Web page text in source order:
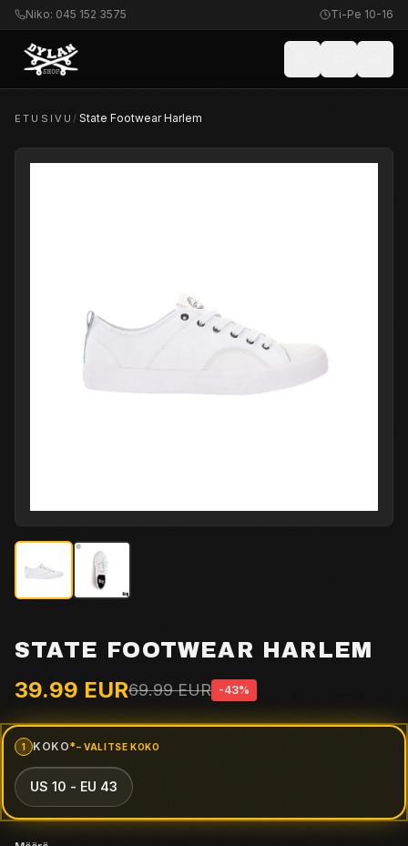
Niko: 045 152 3575 Ti-Pe 10-16
ETUSIVU/ State Footwear Harlem
STATE FOOTWEAR HARLEM
39.99 EUR69.99 EUR -43%
1 KOKO*
(PAKOLLINEN VALINTA)
– VALITSEKOKO
US 10 - EU 43